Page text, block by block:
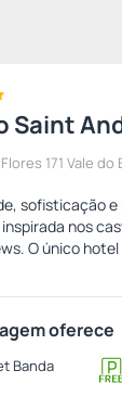
Saint
171 Vale
sofisticação
nos
O único
oferece
Banda